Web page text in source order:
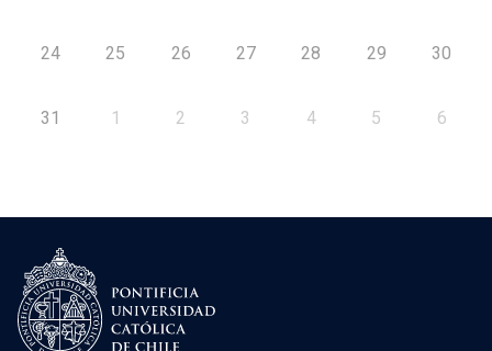
24 25 26 27 28 29 30
31 1 2 3 4 5 6